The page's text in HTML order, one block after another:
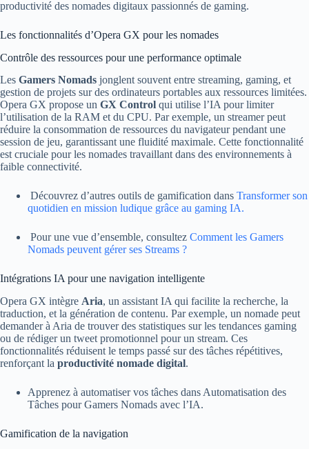
productivité des nomades digitaux passionnés de gaming.
Les fonctionnalités d’Opera GX pour les nomades
Contrôle des ressources pour une performance optimale
Les Gamers Nomads jonglent souvent entre streaming, gaming, et
gestion de projets sur des ordinateurs portables aux ressources limitées.
Opera GX propose un GX Control qui utilise l’IA pour limiter
l’utilisation de la RAM et du CPU. Par exemple, un streamer peut
réduire la consommation de ressources du navigateur pendant une
session de jeu, garantissant une fluidité maximale. Cette fonctionnalité
est cruciale pour les nomades travaillant dans des environnements à
faible connectivité.
Découvrez d’autres outils de gamification dans Transformer son
quotidien en mission ludique grâce au gaming IA.
Pour une vue d’ensemble, consultez Comment les Gamers
Nomads peuvent gérer ses Streams ?
Intégrations IA pour une navigation intelligente
Opera GX intègre Aria, un assistant IA qui facilite la recherche, la
traduction, et la génération de contenu. Par exemple, un nomade peut
demander à Aria de trouver des statistiques sur les tendances gaming
ou de rédiger un tweet promotionnel pour un stream. Ces
fonctionnalités réduisent le temps passé sur des tâches répétitives,
renforçant la productivité nomade digital.
Apprenez à automatiser vos tâches dans Automatisation des
Tâches pour Gamers Nomads avec l’IA.
Gamification de la navigation